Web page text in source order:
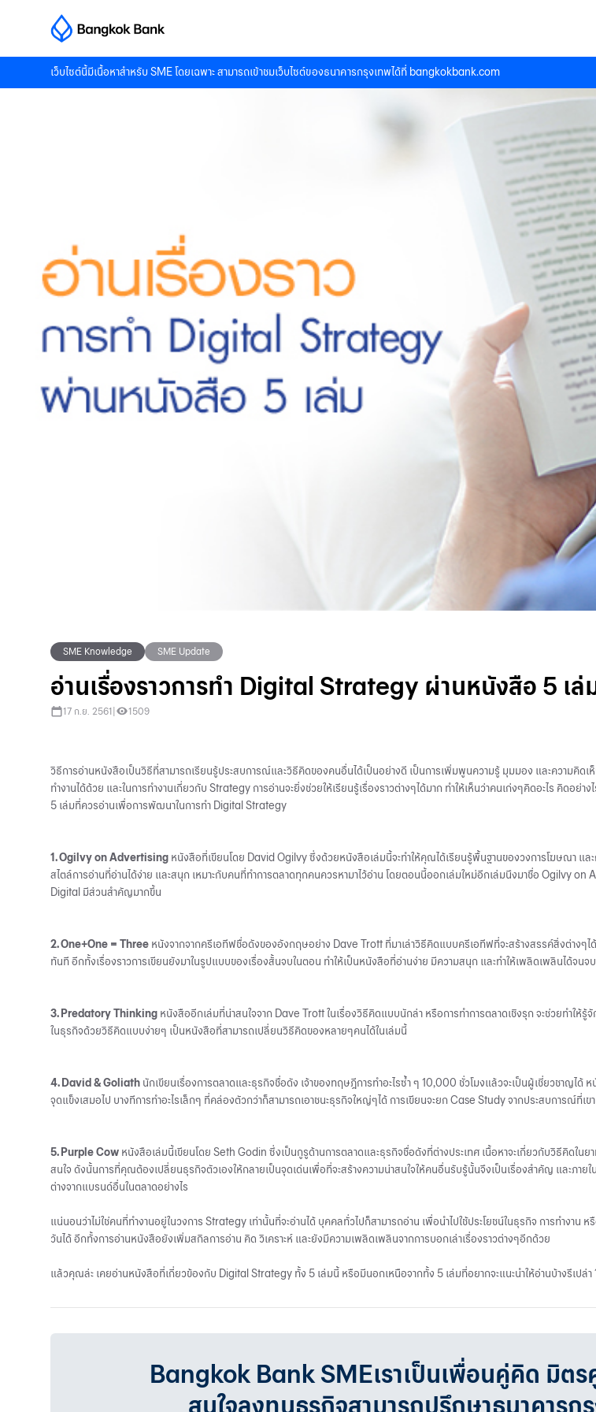
เว็บไซต์นี้มีเนื้อหาสำหรับ SME โดยเฉพาะ สามารถเข้าชมเว็บไซต์ของธนาคารกรุงเทพได้ที่ bangkokbank.com
SME Knowledge SME Update
อ่านเรื่องราวการทำ Digital Strategy ผ่านหนังสือ 5 เล่
17 ก.ย. 2561| 1509
วิธีการอ่านหนังสือเป็นวิธีที่สามารถเรียนรู้ประสบการณ์และวิธีคิดของคนอื่นได้เป็นอย่างดี เป็นการเพิ่มพูนความรู้ มุมมอง และความคิดเห็
ทำงานได้ด้วย และในการทำงานเกี่ยวกับ Strategy การอ่านจะยิ่งช่วยให้เรียนรู้เรื่องราวต่างๆได้มาก ทำให้เห็นว่าคนเก่งๆคิดอะไร คิดอ
5 เล่มที่ควรอ่านเพื่อการพัฒนาในการทำ Digital Strategy
1. Ogilvy on Advertising หนังสือที่เขียนโดย David Ogilvy ซึ่งด้วยหนังสือเล่มนี้จะทำให้คุณได้เรียนรู้พื้นฐานของวงการโฆษณา แ
สไตล์การอ่านที่อ่านได้ง่าย และสนุก เหมาะกับคนที่ทำการตลาดทุกคนควรหามาไว้อ่าน โดยตอนนี้ออกเล่มใหม่อีกเล่มนึงมาชื่อ Ogilvy
Digital มีส่วนสำคัญมากขึ้น
2. One+One = Three หนังจากจากครีเอทีฟชื่อดังของอังกฤษอย่าง Dave Trott ที่มาเล่าวิธีคิดแบบครีเอทีฟที่จะสร้างสรรค์สิ่งต่างๆได้
ทันที อีกทั้งเรื่องราวการเขียนยังมาในรูปแบบของเรื่องสั้นจบในตอน ทำให้เป็นหนังสือที่อ่านง่าย มีความสนุก และทำให้เพลิดเพลินได้จนจ
3. Predatory Thinking หนังสืออีกเล่มที่น่าสนใจจาก Dave Trott ในเรื่องวิธีคิดแบบนักล่า หรือการทำการตลาดเชิงรุก จะช่วยทำให้
ในธุรกิจด้วยวิธีคิดแบบง่ายๆ เป็นหนังสือที่สามารถเปลี่ยนวิธีคิดของหลายๆคนได้ในเล่มนี้
4. David & Goliath นักเขียนเรื่องการตลาดและธุรกิจชื่อดัง เจ้าของทฤษฎีการทำอะไรซ้ำ ๆ 10,000 ชั่วโมงแล้วจะเป็นผู้เชี่ยวชาญได้
จุดแข็งเสมอไป บางทีการทำอะไรเล็กๆ ที่คล่องตัวกว่าก็สามารถเอาชนะธุรกิจใหญ่ๆได้ การเขียนจะยก Case Study จากประสบการณ์ที่
5. Purple Cow หนังสือเล่มนี้เขียนโดย Seth Godin ซึ่งเป็นกูรูด้านการตลาดและธุรกิจชื่อดังที่ต่างประเทศ เนื้อหาจะเกี่ยวกับวิธีคิดใน
สนใจ ดังนั้นการที่คุณต้องเปลี่ยนธุรกิจตัวเองให้กลายเป็นจุดเด่นเพื่อที่จะสร้างความน่าสนใจให้คนอื่นรับรู้นั้นจึงเป็นเรื่องสำคัญ และภา
ต่างจากแบรนด์อื่นในตลาดอย่างไร
แน่นอนว่าไม่ใช่คนที่ทำงานอยู่ในวงการ Strategy เท่านั้นที่จะอ่านได้ บุคคลทั่วไปก็สามารถอ่าน เพื่อนำไปใช้ประโยชน์ในธุรกิจ การทำงา
วันได้ อีกทั้งการอ่านหนังสือยังเพิ่มสกิลการอ่าน คิด วิเคราะห์ และยังมีความเพลิดเพลินจากการบอกเล่าเรื่องราวต่างๆอีกด้วย
แล้วคุณล่ะ เคยอ่านหนังสือที่เกี่ยวข้องกับ Digital Strategy ทั้ง 5 เล่มนี้ หรือมีนอกเหนือจากทั้ง 5 เล่มที่อยากจะแนะนำให้อ่านบ้างรึเปล่า
Bangkok Bank SMEเราเป็นเพื่อนคู่คิด มิต
สนใจลงทุนธุรกิจสามารถปรึกษาธนาคาร